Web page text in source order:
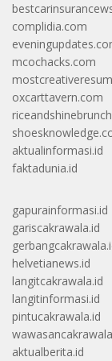
complidia.com
mcochacks.com
oxcarttavern.com
aktualinformasi.id
faktadunia.id
gapurainformasi.id
gariscakrawala.id
helvetianews.id
langitcakrawala.id
langitinformasi.id
pintucakrawala.id
aktualberita.id